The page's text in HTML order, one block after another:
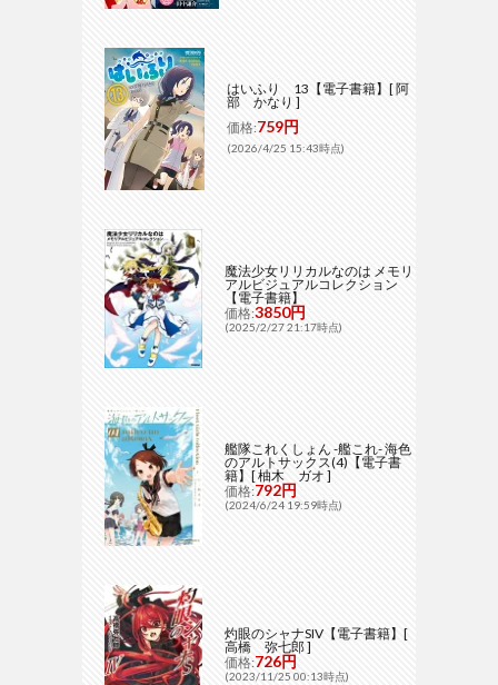
はいふり 13【電子書籍】[ 阿
部 かなり ]
価格:759円
(2026/4/25 15:43時点)
魔法少女リリカルなのは メモリ
アルビジュアルコレクション
【電子書籍】
価格:3850円
(2025/2/27 21:17時点)
艦隊これくしょん -艦これ- 海色
のアルトサックス(4)【電子書
籍】[ 柚木 ガオ ]
価格:792円
(2024/6/24 19:59時点)
灼眼のシャナSIV【電子書籍】[
高橋 弥七郎 ]
価格:726円
(2023/11/25 00:13時点)